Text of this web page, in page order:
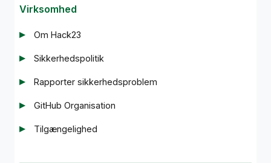
Virksomhed
Om Hack23
Sikkerhedspolitik
Rapporter sikkerhedsproblem
GitHub Organisation
Tilgængelighed